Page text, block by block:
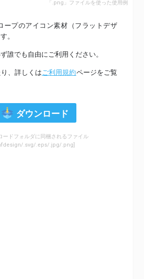
「.png」ファイルを使った使用例
ープのアイコン素材（フラットデザ
。
誰でも自由にご利用ください。
、詳しくはご利用規約ページをご覧
ダウンロード
ードフォルダに同梱されるファイル
.svg/.eps/.jpg/.png]